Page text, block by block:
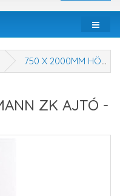
750 X 2000MM HÖRMANN ZK AJTÓ - FEHÉR
ZK AJTÓ -